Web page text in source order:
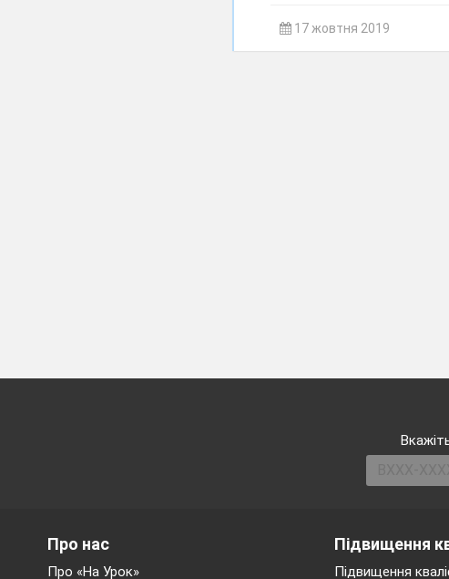
17 жовтня 2019
Підвищення
Підвищення
Про нас
Про «На Урок»